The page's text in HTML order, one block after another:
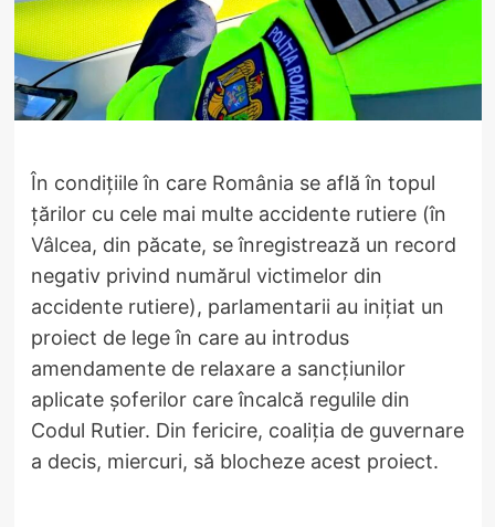
În condițiile în care România se află în topul
țărilor cu cele mai multe accidente rutiere (în
Vâlcea, din păcate, se înregistrează un record
negativ privind numărul victimelor din
accidente rutiere), parlamentarii au inițiat un
proiect de lege în care au introdus
amendamente de relaxare a sancțiunilor
aplicate șoferilor care încalcă regulile din
Codul Rutier. Din fericire, coaliția de guvernare
a decis, miercuri, să blocheze acest proiect.